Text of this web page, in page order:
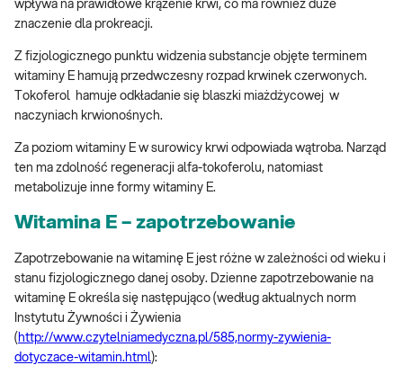
wpływa na prawidłowe krążenie krwi, co ma również duże
znaczenie dla prokreacji.
Z fizjologicznego punktu widzenia substancje objęte terminem
witaminy E hamują przedwczesny rozpad krwinek czerwonych.
Tokoferol hamuje odkładanie się blaszki miażdżycowej w
naczyniach krwionośnych.
Za poziom witaminy E w surowicy krwi odpowiada wątroba. Narząd
ten ma zdolność regeneracji alfa-tokoferolu, natomiast
metabolizuje inne formy witaminy E.
Witamina E – zapotrzebowanie
Zapotrzebowanie na witaminę E jest różne w zależności od wieku i
stanu fizjologicznego danej osoby. Dzienne zapotrzebowanie na
witaminę E określa się następująco (według aktualnych norm
Instytutu Żywności i Żywienia
( http://www.czytelniamedyczna.pl/585,normy-zywienia-
dotyczace-witamin.html):